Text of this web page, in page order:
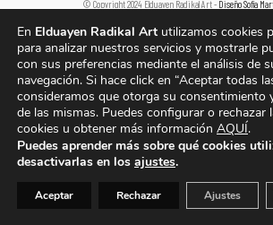
© Copyright 2024 Elduayen Radikal Art - Diseño Sofía
En Elduayen Radikal Art utilizamos cookies
para analizar nuestros servicios y mostrarle
con sus preferencias mediante el análisis de
navegación. Si hace click en “Aceptar todas
consideramos que otorga su consentimiento
de las mismas. Puedes configurar o rechazar
cookies u obtener más información AQUÍ.
Puedes aprender más sobre qué cookies
desactivarlas en los ajustes.
Aceptar Rechazar Ajustes